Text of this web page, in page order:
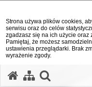
Strona używa plików cookies,
serwisu oraz do celów
zgadzasz się na ich użycie
Pamiętaj, że możesz
ustawienia przeglądarki. Brak
wyrażenie zgody.